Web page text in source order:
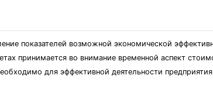
показателей возможной экономической
принимается во внимание временной аспект
для эффективной деятельности